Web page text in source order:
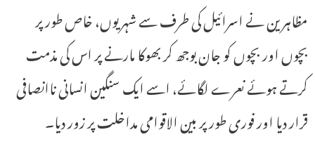
مظاہرین نے اسرائیل کی طرف سے شہریوں، خاص طور پر
بچوں اور بچوں کو جان بوجھ کر بھوکا مارنے پر اس کی مذمت
کرتے ہوئے نعرے لگائے، اسے ایک سنگین انسانی ناانصافی
قرار دیا اور فوری طور پر بین الاقوامی مداخلت پر زور دیا۔